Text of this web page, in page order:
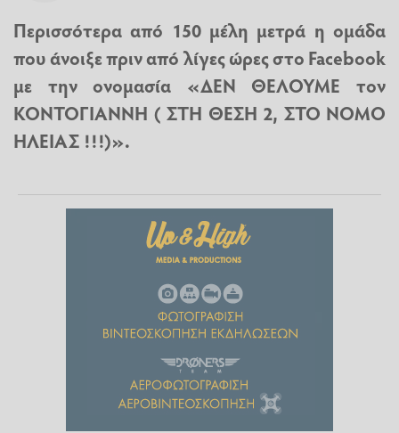
Περισσότερα από 150 μέλη μετρά η ομάδα
που άνοιξε πριν από λίγες ώρες στο Facebook
με την ονομασία «ΔΕΝ ΘΕΛΟΥΜΕ τον
ΚΟΝΤΟΓΙΑΝΝΗ ( ΣΤΗ ΘΕΣΗ 2, ΣΤΟ ΝΟΜΟ
ΗΛΕΙΑΣ !!!)».